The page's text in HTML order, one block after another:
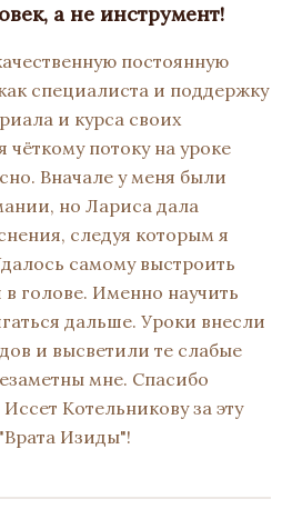
а не инструмент!
постоянную
специалиста и поддержку
и курса своих
чёткому потоку на уроке
Вначале у меня были
но Лариса дала
следуя которым я
самому выстроить
голове. Именно научить
дальше. Уроки внесли
и высветили те слабые
мне. Спасибо
Котельникову за эту
Изиды"!